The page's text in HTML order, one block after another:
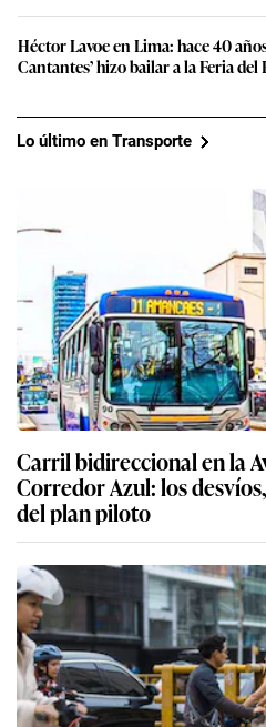
Héctor Lavoe en Lima: hace 40
Cantantes’ hizo bailar a la Feria del
Lo último en Transporte
Carril bidireccional en la
Corredor Azul: los
del plan piloto